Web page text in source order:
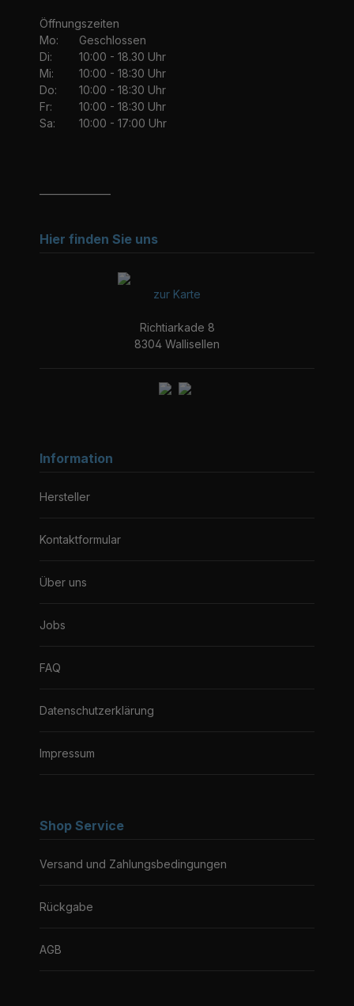
Öffnungszeiten
Mo:
Geschlossen
Di:
10:00 - 18.30 Uhr
Mi:
10:00 - 18:30 Uhr
Do:
10:00 - 18:30 Uhr
Fr:
10:00 - 18:30 Uhr
Sa:
10:00 - 17:00 Uhr
Hier finden Sie uns
zur Karte
Richtiarkade 8
8304 Wallisellen
Information
Hersteller
Kontaktformular
Über uns
Jobs
FAQ
Datenschutzerklärung
Impressum
Shop Service
Versand und Zahlungsbedingungen
Rückgabe
AGB